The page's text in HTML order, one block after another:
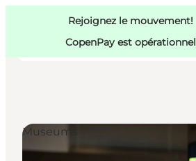
Rejoignez le mouvement!
CopenPay est opérationnel
Activités
Copenhague
Museums